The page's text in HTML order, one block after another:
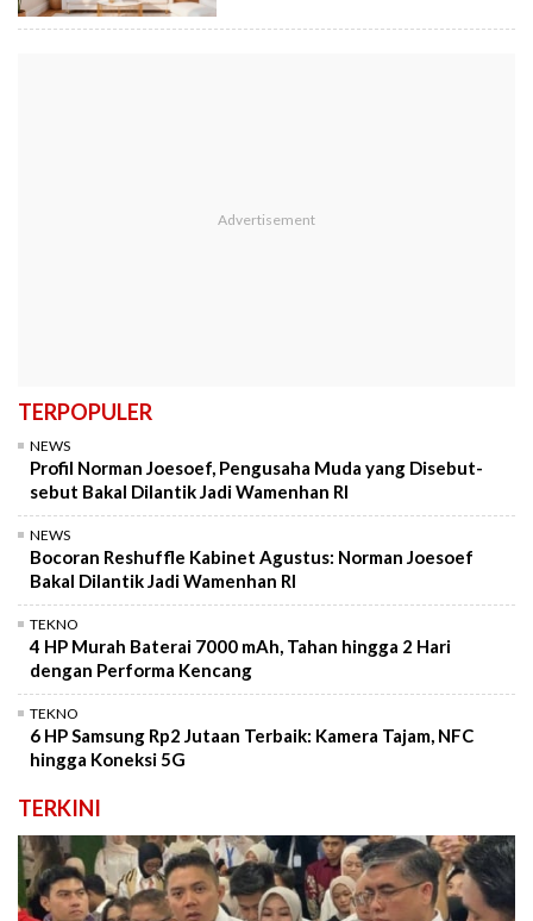
TERPOPULER
NEWS
Profil Norman Joesoef, Pengusaha Muda yang Disebut-
sebut Bakal Dilantik Jadi Wamenhan RI
NEWS
Bocoran Reshuffle Kabinet Agustus: Norman Joesoef
Bakal Dilantik Jadi Wamenhan RI
TEKNO
4 HP Murah Baterai 7000 mAh, Tahan hingga 2 Hari
dengan Performa Kencang
TEKNO
6 HP Samsung Rp2 Jutaan Terbaik: Kamera Tajam, NFC
hingga Koneksi 5G
TERKINI